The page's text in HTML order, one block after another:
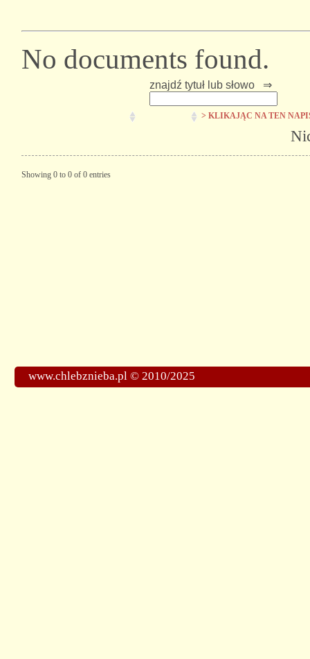
No documents found.
znajdź tytuł lub słowo ⇒
> KLIKAJĄC NA TEN
Showing 0 to 0 of 0 entries
www.chlebznieba.pl © 2010/2025